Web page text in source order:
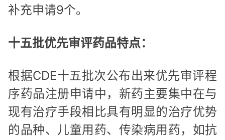
补充申请9个。
十五批优先审评药品特点：
根据CDE十五批次公布出来优先审评程
序药品注册申请中，新药主要集中在与
现有治疗手段相比具有明显的治疗优势
的品种、儿童用药、传染病用药，如抗